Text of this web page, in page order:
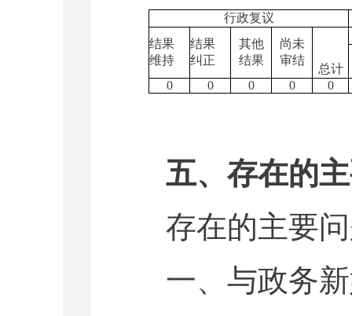
行政复议
结果
维持
结果
纠正
其他
结果
尚未
审结
总计
0
0 0 0 0
五、存在的
存在的主要
一、与政务